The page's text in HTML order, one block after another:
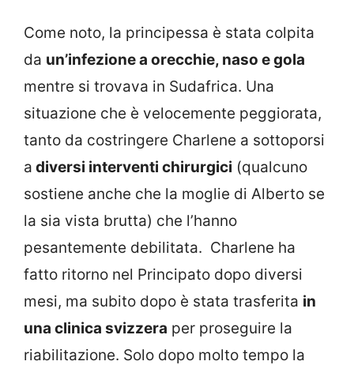
Come noto, la principessa è stata colpita
da un’infezione a orecchie, naso e gola
mentre si trovava in Sudafrica. Una
situazione che è velocemente peggiorata,
tanto da costringere Charlene a sottoporsi
a diversi interventi chirurgici (qualcuno
sostiene anche che la moglie di Alberto se
la sia vista brutta) che l’hanno
pesantemente debilitata. Charlene ha
fatto ritorno nel Principato dopo diversi
mesi, ma subito dopo è stata trasferita in
una clinica svizzera per proseguire la
riabilitazione. Solo dopo molto tempo la